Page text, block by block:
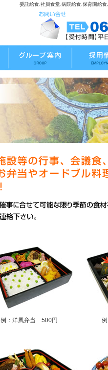
委託給食,社員食堂,病院給食,保育園給
例：洋風弁当 500円